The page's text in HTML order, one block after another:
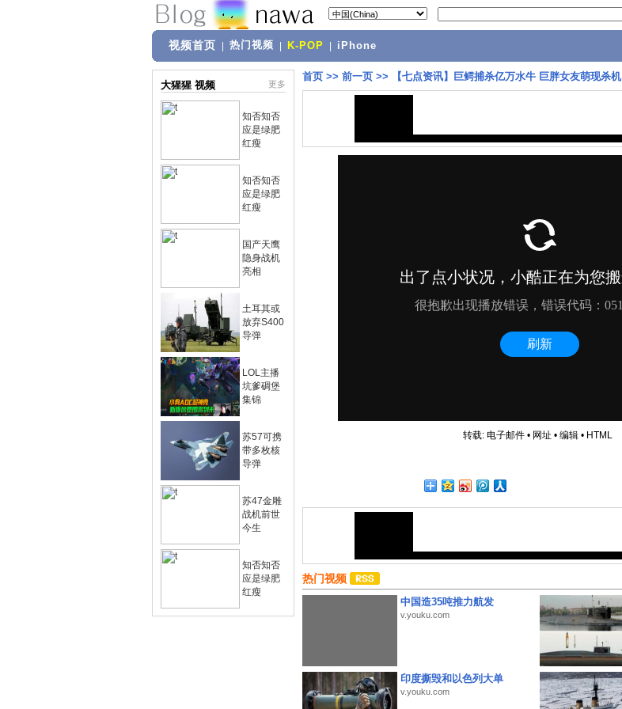
视频首页 热门视频 K-POP iPhone
大猩猩 视频 更多
知否知否
应是绿肥
红瘦
知否知否
应是绿肥
红瘦
国产天鹰
隐身战机
亮相
土耳其或
放弃S400
导弹
LOL主播
坑爹碉堡
集锦
苏57可携
带多枚核
导弹
苏47金雕
战机前世
今生
知否知否
应是绿肥
红瘦
首页 >> 前一页 >> 【七点资讯】巨鳄捕杀亿万水牛 巨胖女友萌现杀机
转载: 电子邮件• 网址 • 编辑• HTML
热门视频
中国造35吨推力航发
v.youku.com
印度撕毁和以色列大单
v.youku.com